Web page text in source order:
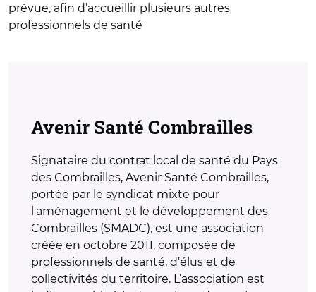
prévue, afin d’accueillir plusieurs autres
professionnels de santé
Avenir Santé Combrailles
Signataire du contrat local de santé du Pays
des Combrailles, Avenir Santé Combrailles,
portée par le syndicat mixte pour
l'aménagement et le développement des
Combrailles (SMADC), est une association
créée en octobre 2011, composée de
professionnels de santé, d’élus et de
collectivités du territoire. L’association est